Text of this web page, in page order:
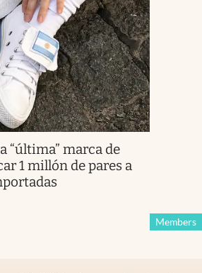
“última” marca de
1 millón de pares a
Members